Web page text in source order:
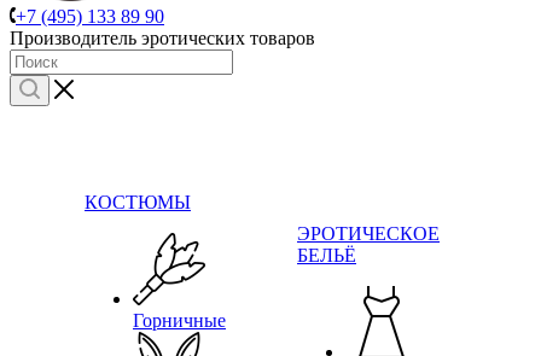
+7 (495) 133 89 90
Производитель эротических товаров
КОСТЮМЫ
Горничные
ЭРОТИЧЕСКОЕ
БЕЛЬЁ